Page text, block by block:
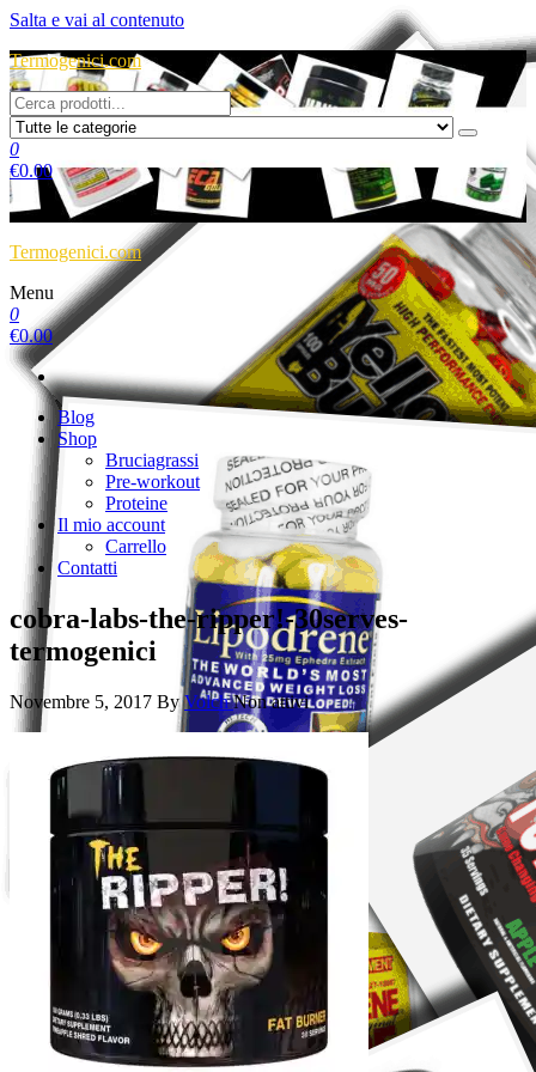
Salta e vai al contenuto
Termogenici.com
0
€0.00
Termogenici.com
Menu
0
€0.00
Blog
Shop
Bruciagrassi
Pre-workout
Proteine
Il mio account
Carrello
Contatti
cobra-labs-the-ripper!-30serves-
termogenici
Novembre 5, 2017 By VolchNon attivi